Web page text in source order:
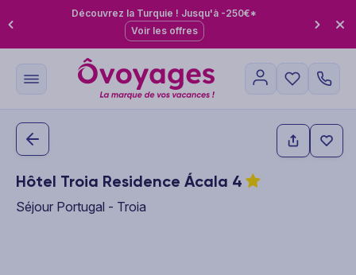
Découvrez la Turquie ! Jusqu'à -250€*
Voir les offres
Hôtel Troia Residence Ácala 4
Séjour Portugal - Troia